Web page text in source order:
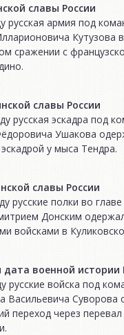
славы России
русская армия под
Кутузова
сражении с
славы России
русская эскадра под
Ушакова
у мыса Тендра.
славы России
русские полки во
Донским
войсками в
военной истории
русские войска под
Васильевича Суворова
переход через